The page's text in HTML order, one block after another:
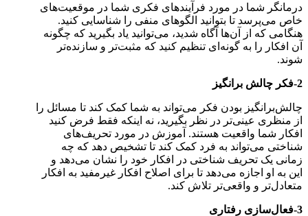
درمانگر شما در مورد فرآیندهای فکری شما در موقعیت‌های
خاص می‌پرسد تا بتوانید الگوهای منفی را شناسایی کنید.
هنگامی که از آن‌ها آگاه شدید، می‌توانید یاد بگیرید که چگونه
آن افکار را به گونه‌ای تنظیم کنید که مثبت‌تر و سازنده‌تر
شوند.
2-فکر چالش برانگیز
چالش‌برانگیز بودن فکر می‌تواند به شما کمک کند تا مسائل را
از منظری عینی‌تر در نظر بگیرید، نه اینکه فقط فرض کنید
افکار شما واقعیت هستند. آموزش در مورد تحریف‌های
شناختی می‌تواند به فرد کمک کند تا تشخیص دهد که چه
زمانی یک تحریف شناختی در افکار خود را نشان می‌دهد و
این به او اجازه می‌دهد تا برای اصلاح افکار غیرمفید به افکار
متعادل‌تر و واقعی‌تر تلاش کند.
3-فعال‌سازی رفتاری